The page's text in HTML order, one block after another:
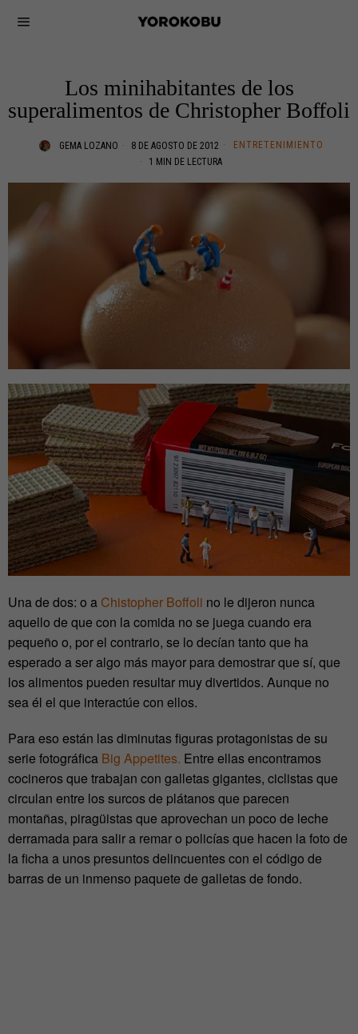
Los minihabitantes de los
superalimentos de Christopher Boffoli
GEMA LOZANO 8 DE AGOSTO DE 2012
ENTRETENIMIENTO
1 MIN DE LECTURA
Una de dos: o a Chistopher Boffoli no le dijeron nunca
aquello de que con la comida no se juega cuando era
pequeño o, por el contrario, se lo decían tanto que ha
esperado a ser algo más mayor para demostrar que sí, que
los alimentos pueden resultar muy divertidos. Aunque no
sea él el que interactúe con ellos.
Para eso están las diminutas figuras protagonistas de su
serie fotográfica Big Appetites. Entre ellas encontramos
cocineros que trabajan con galletas gigantes, ciclistas que
circulan entre los surcos de plátanos que parecen
montañas, piragüistas que aprovechan un poco de leche
derramada para salir a remar o policías que hacen la foto de
la ficha a unos presuntos delincuentes con el código de
barras de un inmenso paquete de galletas de fondo.